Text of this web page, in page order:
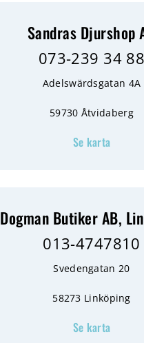
Sandras Djurshop
073-239 34 88
Adelswärdsgatan 4A
59730 Åtvidaberg
Se karta
Dogman Butiker AB,
013-4747810
Svedengatan 20
58273 Linköping
Se karta